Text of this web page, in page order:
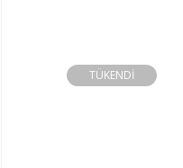
TÜKENDİ